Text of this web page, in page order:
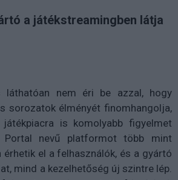
a játékstreamingben látja
láthatóan nem éri be azzal, hogy
sorozatok élményét finomhangolja,
is komolyabb figyelmet
nevű platformot több mint
el a felhasználók, és a gyártó
mind a kezelhetőség új szintre lép.